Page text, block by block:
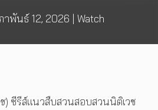
าพันธ์ 12, 2026 | Watch
) ซีรีส์แนวสืบสวนสอบสวนนิติเวช